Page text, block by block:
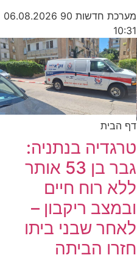
מערכת חדשות 90
06.08.2026
10:31
דף הבית
טרגדיה בנתניה:
גבר בן 53 אותר
ללא רוח חיים
ובמצב ריקבון –
לאחר שבני ביתו
חזרו הביתה